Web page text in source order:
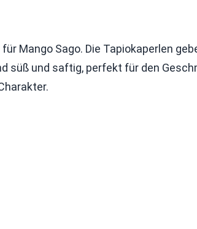
Mango Sago. Die Tapiokaperlen
süß und saftig, perfekt für den